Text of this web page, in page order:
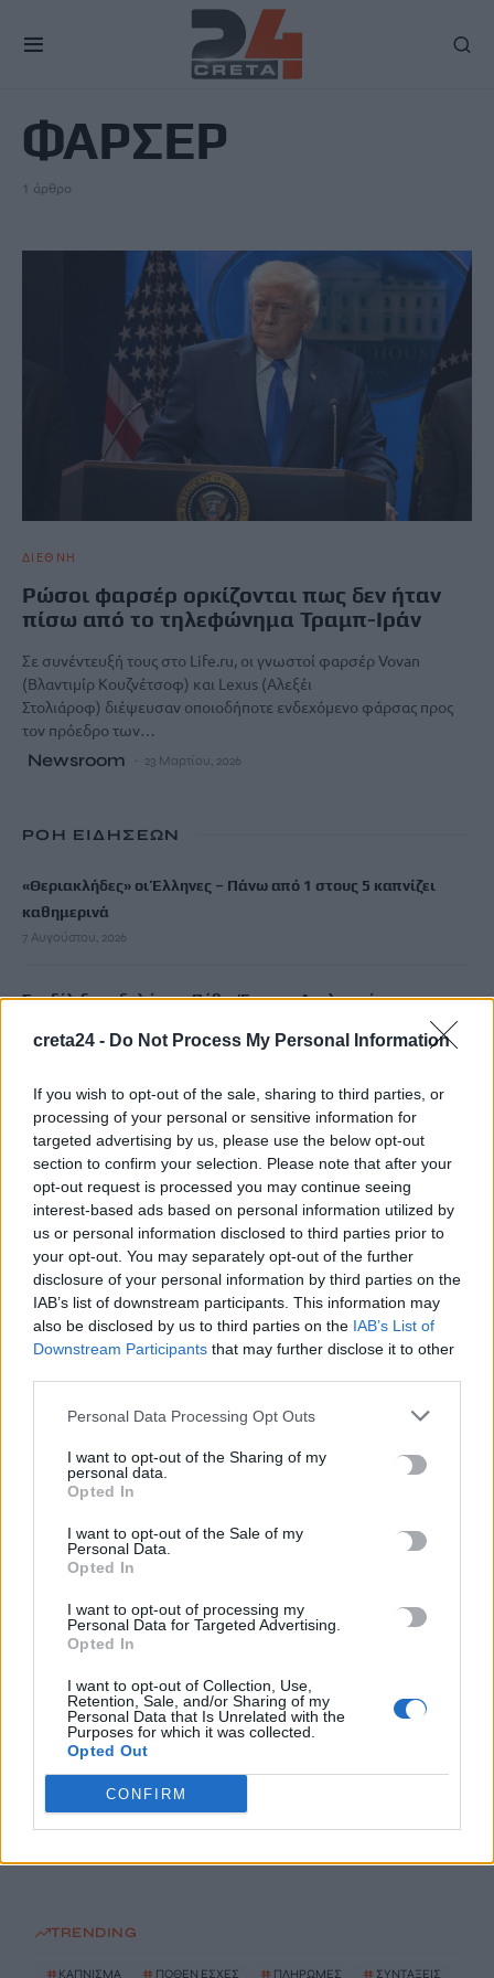
creta24 - Do Not Process My Personal Information
If you wish to opt-out of the sale, sharing to third parties, or
processing of your personal or sensitive information for
targeted advertising by us, please use the below opt-out
section to confirm your selection. Please note that after your
opt-out request is processed you may continue seeing
interest-based ads based on personal information utilized by
us or personal information disclosed to third parties prior to
your opt-out. You may separately opt-out of the further
disclosure of your personal information by third parties on the
IAB’s list of downstream participants. This information may
also be disclosed by us to third parties on the IAB’s List of
Downstream Participants that may further disclose it to other
Personal Data Processing Opt Outs
I want to opt-out of the Sharing of my
personal data.
Opted In
I want to opt-out of the Sale of my
Personal Data.
Opted In
I want to opt-out of processing my
Personal Data for Targeted Advertising.
Opted In
I want to opt-out of Collection, Use,
Retention, Sale, and/or Sharing of my
Personal Data that Is Unrelated with the
Purposes for which it was collected.
Opted Out
CONFIRM
ΦΑΡΣΕΡ
1 άρθρο
ΔΙΕΘΝΗ
Ρώσοι φαρσέρ ορκίζονται πως δεν ήταν
πίσω από το τηλεφώνημα Τραμπ-Ιράν
Σε συνέντευξή τους στο Life.ru, οι γνωστοί φαρσέρ Vovan
(Βλαντιμίρ Κουζνέτσοφ) και Lexus (Αλεξέι
Στολιάροφ) διέψευσαν οποιοδήποτε ενδεχόμενο φάρσας προς
τον πρόεδρο των…
Newsroom 23 Μαρτίου, 2026
ΡΟΗ ΕΙΔΗΣΕΩΝ
«Θεριακλήδες» οι Έλληνες – Πάνω από 1 στους 5 καπνίζει
καθημερινά
7 Αυγούστου, 2026
Σε εξέλιξη οι δηλώσεις Πόθεν Έσχες – Αναλυτικά η
7 Αυγούστου, 2026
Πότε πληρώνονται οι συντάξεις Σεπτεμβρίου
7 Αυγούστου, 2026
Ξεκινούν οι ετήσιες Καλοκαιρινές Εκθέσεις του Φεστιβάλ
Κινηματογράφου Χανίων
7 Αυγούστου, 2026
Ισπανία: Απολιθώματα αποκαλύπτουν ότι οι πρώτοι
Ευρωπαίοι ίσως ασκούσαν κανιβαλισμό
Σοκαριστικές αποκαλύψεις του FBI μετά το Μουντιάλ: «Θα
ανατινάξω τον Μέσι με τέσσερις βόμβες»
7 Αυγούστου, 2026
ΗΠΑ: Δασκάλα χορού κατηγορείται για σεξουαλική
κακοποίηση δύο ανήλικων μαθητών της
Το Ελληνικό Μεσογειακό Πανεπιστήμιο εκδίδει ηλεκτρονικά
τα Πρακτικά του Διεπιστημονικού Συνεδρίου «Ρένα
Κυριακού»
7 Αυγούστου, 2026
ΔΕΕΠ (ΝΟΔΕ) Ηρακλείου: Με έργα η κυβέρνηση Μητσοτάκη
TRENDING
# ΚΑΠΝΙΣΜΑ # ΠΟΘΕΝ ΕΣΧΕΣ # ΠΛΗΡΩΜΕΣ # ΣΥΝΤΑΞΕΙΣ